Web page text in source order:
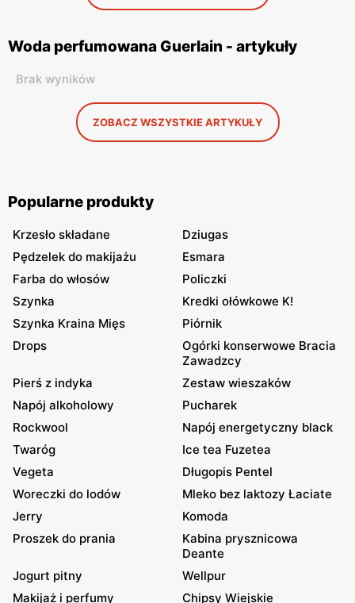
Woda perfumowana Guerlain - artykuły
Brak wyników
ZOBACZ WSZYSTKIE ARTYKUŁY
Popularne produkty
Krzesło składane
Dziugas
Pędzelek do makijażu
Esmara
Farba do włosów
Policzki
Szynka
Kredki ołówkowe K!
Szynka Kraina Mięs
Piórnik
Drops
Ogórki konserwowe Bracia
Zawadzcy
Pierś z indyka
Zestaw wieszaków
Napój alkoholowy
Pucharek
Rockwool
Napój energetyczny black
Twaróg
Ice tea Fuzetea
Vegeta
Długopis Pentel
Woreczki do lodów
Mleko bez laktozy Łaciate
Jerry
Komoda
Proszek do prania
Kabina prysznicowa
Deante
Jogurt pitny
Wellpur
Makijaż i perfumy
Chipsy Wiejskie